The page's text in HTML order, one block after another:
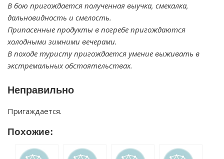
В бою пригождается полученная выучка, смекалка,
дальновидность и смелость.
Припасенные продукты в погребе пригождаются
холодными зимними вечерами.
В походе туристу пригождается умение выживать в
экстремальных обстоятельствах.
Неправильно
Пригаждается.
Похожие: